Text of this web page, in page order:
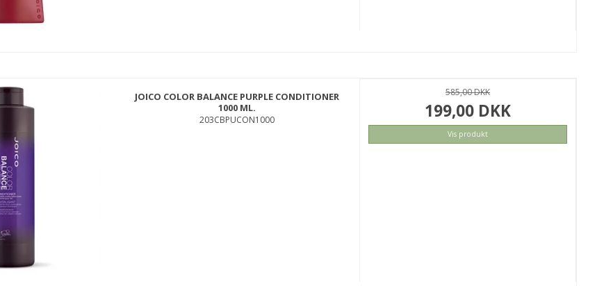
KØB
JOICO COLOR BALANCE PURPLE CONDITIONER
1000 ML.
203CBPUCON1000
585,00 DKK
199,00 DKK
Vis produkt